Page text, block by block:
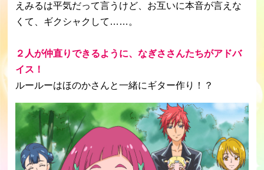
えみるは平気だって言うけど、お互いに本音が言えな
くて、ギクシャクして……。
２人が仲直りできるように、なぎささんたちがアドバ
イス！
ルールーはほのかさんと一緒にギター作り！？